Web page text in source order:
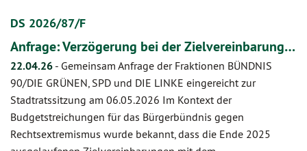
DS 2026/87/F
Anfrage: Verzögerung bei der Zielvereinbarung…
22.04.26 - Gemeinsam Anfrage der Fraktionen BÜNDNIS
90/DIE GRÜNEN, SPD und DIE LINKE eingereicht zur
Stadtratssitzung am 06.05.2026 Im Kontext der
Budgetstreichungen für das Bürgerbündnis gegen
Rechtsextremismus wurde bekannt, dass die Ende 2025